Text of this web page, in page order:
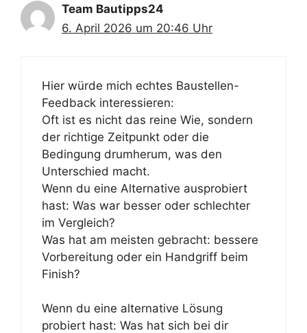
Team Bautipps24
6. April 2026 um 20:46 Uhr
Hier würde mich echtes Baustellen-
Feedback interessieren:
Oft ist es nicht das reine Wie, sondern
der richtige Zeitpunkt oder die
Bedingung drumherum, was den
Unterschied macht.
Wenn du eine Alternative ausprobiert
hast: Was war besser oder schlechter
im Vergleich?
Was hat am meisten gebracht: bessere
Vorbereitung oder ein Handgriff beim
Finish?
Wenn du eine alternative Lösung
probiert hast: Was hat sich bei dir